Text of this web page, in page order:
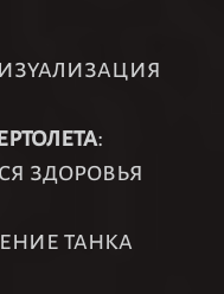
:
здоровья
танка